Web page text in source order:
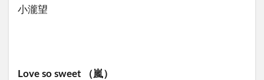
小瀧望
Love so sweet （嵐）